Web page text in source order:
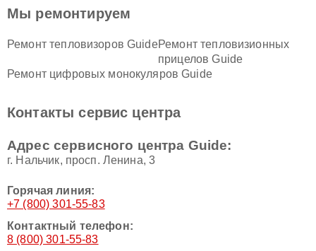
Мы ремонтируем
Ремонт тепловизоров GuideРемонт тепловизионных
прицелов Guide
Ремонт цифровых монокуляров Guide
Контакты сервис центра
Адрес сервисного центра Guide:
г. Нальчик, просп. Ленина, 3
Горячая линия:
+7 (800) 301-55-83
Контактный телефон:
8 (800) 301-55-83